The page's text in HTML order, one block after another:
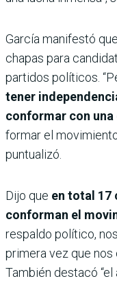
García manifestó
chapas para
partidos políticos.
tener
conformar con una
formar el
puntualizó.
Dijo que en total 17
conforman el
respaldo político,
primera vez que nos
También destacó